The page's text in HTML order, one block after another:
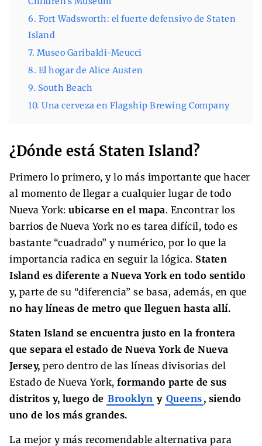
6. Fort Wadsworth: el fuerte defensivo de Staten
Island
7. Museo Garibaldi-Meucci
8. El hogar de Alice Austen
9. South Beach
10. Una cerveza en Flagship Brewing Company
¿Dónde está Staten Island?
Primero lo primero, y lo más importante que hacer
al momento de llegar a cualquier lugar de todo
Nueva York: ubicarse en el mapa. Encontrar los
barrios de Nueva York no es tarea difícil, todo es
bastante “cuadrado” y numérico, por lo que la
importancia radica en seguir la lógica. Staten
Island es diferente a Nueva York en todo sentido
y, parte de su “diferencia” se basa, además, en que
no hay líneas de metro que lleguen hasta allí.
Staten Island se encuentra justo en la frontera
que separa el estado de Nueva York de Nueva
Jersey, pero dentro de las líneas divisorias del
Estado de Nueva York, formando parte de sus
distritos y, luego de Brooklyn y Queens , siendo
uno de los más grandes.
La mejor y más recomendable alternativa para